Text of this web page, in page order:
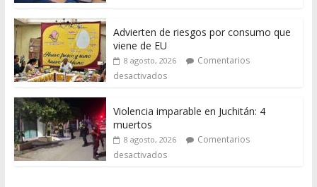
Advierten de riesgos por consumo que
viene de EU
8 agosto, 2026
Comentarios
desactivados
Violencia imparable en Juchitán: 4
muertos
8 agosto, 2026
Comentarios
desactivados